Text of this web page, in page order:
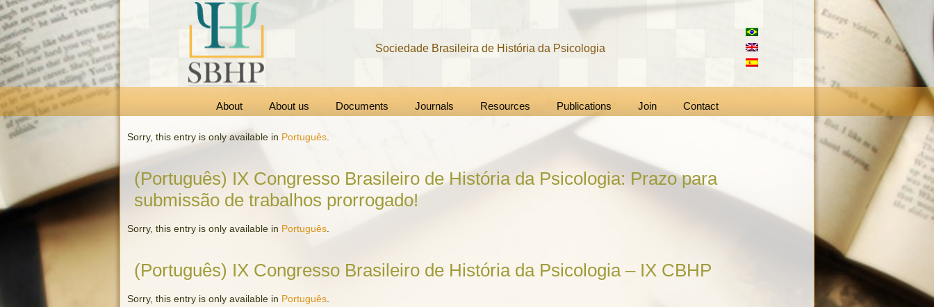
Sociedade Brasileira de História da Psicologia
About About us Documents Journals Resources Publications Join Contact
Sorry, this entry is only available in Português
(Português) IX Congresso Brasileiro de História da Psicologia: Prazo para
submissão de trabalhos prorrogado!
Sorry, this entry is only available in Português
(Português) IX Congresso Brasileiro de História da Psicologia – IX CBHP
Sorry, this entry is only available in Português